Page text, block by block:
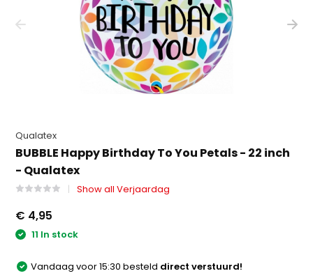
Qualatex
BUBBLE Happy Birthday To You Petals - 22 inch
- Qualatex
Show all Verjaardag
€ 4,95
11 In stock
Vandaag voor 15:30 besteld direct verstuurd!